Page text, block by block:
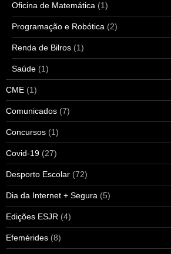
Oficina de Matemática (1)
Programação e Robótica (2)
Renda de Bilros (1)
Saúde (1)
CME (1)
Comunicados (7)
Concursos (1)
Covid-19 (27)
Desporto Escolar (72)
Dia da Internet + Segura (5)
Edições ESJR (4)
Efemérides (8)